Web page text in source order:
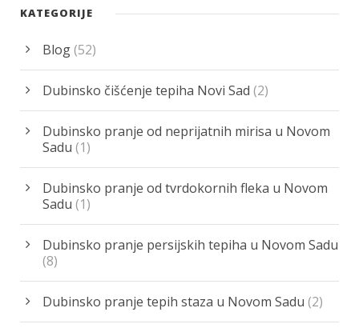
KATEGORIJE
Blog(52)
Dubinsko čišćenje tepiha Novi Sad (2)
Dubinsko pranje od neprijatnih mirisa u Novom
Sadu (1)
Dubinsko pranje od tvrdokornih fleka u Novom
Sadu (1)
Dubinsko pranje persijskih tepiha u Novom Sadu
(8)
Dubinsko pranje tepih staza u Novom Sadu (2)